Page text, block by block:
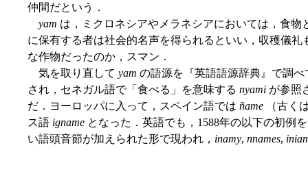
仲間だという．
yam は，ミクロネシアやメラネシアにおいては，食
に保有する者は社会的名声を得られるといい，収穫儀
な作物だったのか，スマン．
気を取り直して yam の語源を『英語語源辞典』で調
され，セネガル語で「食べる」を意味する nyami が参照
だ．ヨーロッパに入って，スペイン語では ñame （古く
ス語 igname となった．英語でも，1588年の以下の初例
い語頭音節が加えられた形で現われ， inamy, nnames,